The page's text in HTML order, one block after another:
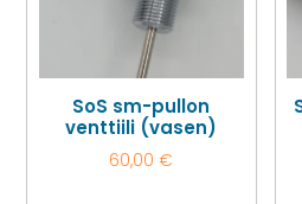
SoS sm-pullon
venttiili (vasen)
60,00€